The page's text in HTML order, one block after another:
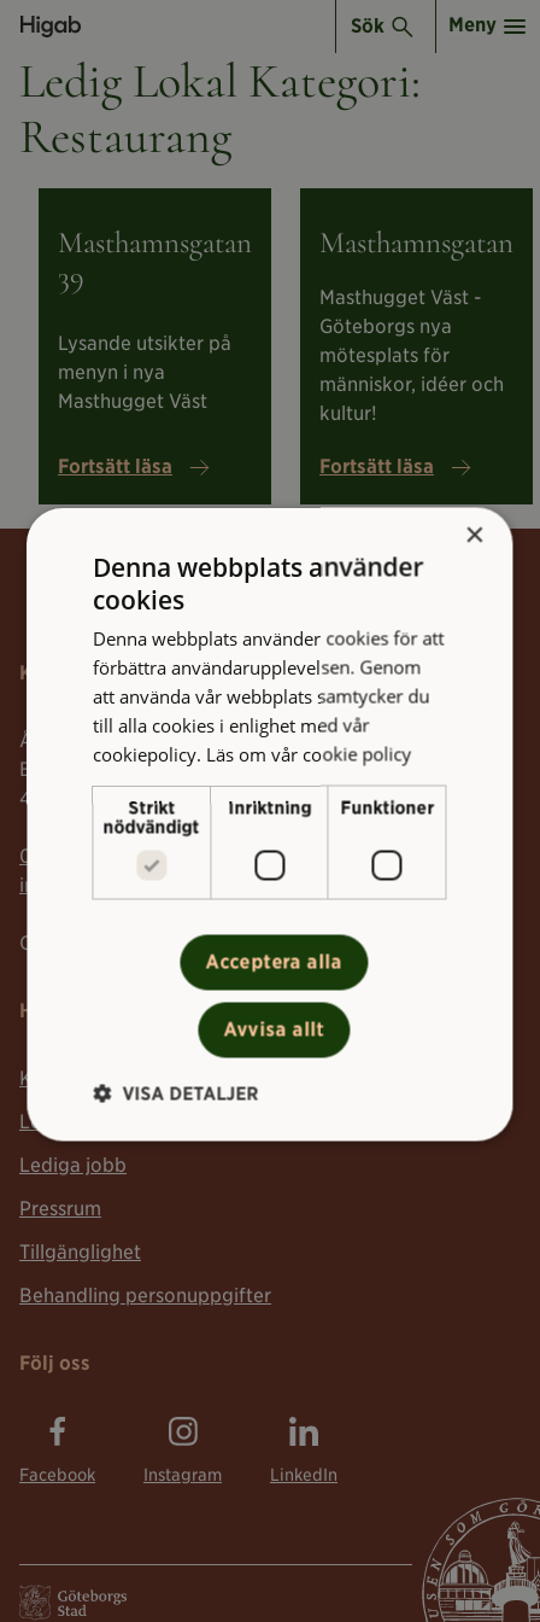
Sök Meny
Ledig Lokal Kategori:
Restaurang
Läs
Masthamnsgatan
39Masthamnsgatan
39
Lysande utsikter på
menyn i nya
Masthugget Väst
Fortsätt läsa
Läs
Masthamnsgatan
Masthamnsgatan
Masthugget Väst -
Göteborgs nya
mötesplats för
människor, idéer och
kultur!
Fortsätt läsa
Tillbaka till toppen
Kontakt
Åvägen 17 F
Box 5104
402 23 Göteborg
Telefonnummer:
031-368 53 00
Mailadress:
info@higab.se
Org nr: 556104-8587
Hitta snabbt
Kontakta oss
Lediga lokaler
Lediga jobb
Pressrum
Tillgänglighet
Behandling personuppgifter
Följ oss
Facebook Instagram LinkedIn
×
Denna webbplats använder
cookies
Denna webbplats använder cookies för att
förbättra användarupplevelsen. Genom
att använda vår webbplats samtycker du
till alla cookies i enlighet med vår
cookiepolicy. Läs om vår cookie policy
Strikt
nödvändigt
Inriktning Funktioner
Acceptera alla
Avvisa allt
VISA DETALJER